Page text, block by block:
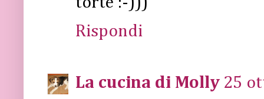
Rispondi
La cucina di Molly 25